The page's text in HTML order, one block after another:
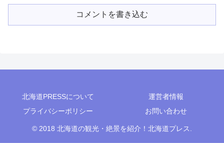
コメントを書き込む
北海道PRESSについて
運営者情報
プライバシーポリシー
お問い合わせ
© 2018 北海道の観光・絶景を紹介！北海道プレス.